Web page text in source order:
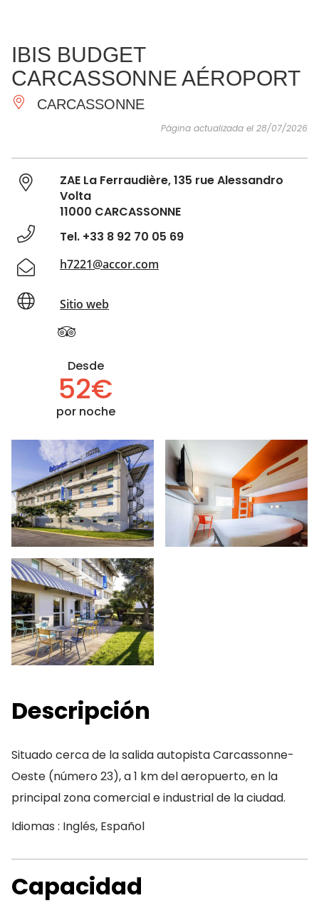
IMPRESCINDIBLES
HACER
IBIS BUDGET
CARCASSONNE AÉROPORT
CARCASSONNE
Página actualizada el 28/07/2026
ZAE La Ferraudière, 135 rue Alessandro
Volta
11000 CARCASSONNE
Tel. +33 8 92 70 05 69
h7221@accor.com
Sitio web
Desde
52€
por noche
Descripción
Situado cerca de la salida autopista Carcassonne-
Oeste (número 23), a 1 km del aeropuerto, en la
principal zona comercial e industrial de la ciudad.
Idiomas : Inglés, Español
Capacidad